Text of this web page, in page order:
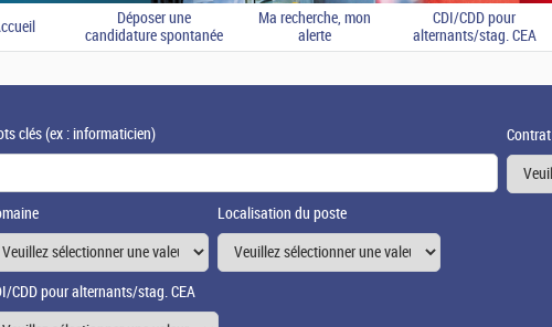
Déposer une
candidature spontanée
Ma recherche, mon
alerte
CDI/CDD pour
alternants/stag. CEA
clés(ex : informaticien) Contrat
Localisation du poste
CDD pour alternants/stag. CEA